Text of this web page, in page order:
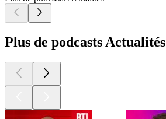
Plus de podcasts Actualités